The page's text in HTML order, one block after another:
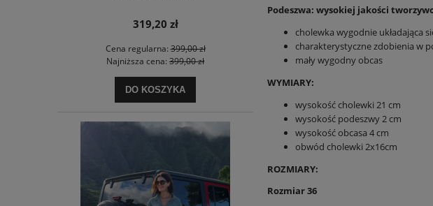
319,20 zł
Cena regularna:399,00 zł
Najniższa cena: 399,00 zł
DO KOSZYKA
Podeszwa: wysokiej jakości
cholewka wygodnie układająca
charakterystyczne zdobienia w
mały wygodny obcas
WYMIARY:
wysokość cholewki 21 cm
wysokość podeszwy 2 cm
wysokość obcasa 4 cm
obwód cholewki 2x16cm
ROZMIARY:
Rozmiar 36